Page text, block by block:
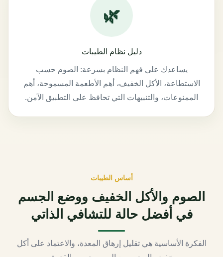
🌿
دليل نظام الطيبات
يساعدك على فهم النظام بسرعة: الصوم حسب
الاستطاعة، الأكل الخفيف، أهم الأطعمة المسموحة، أهم
الممنوعات، والتنبيهات التي تحافظ على التطبيق الآمن.
أساس الطيبات
الصوم والأكل الخفيف ووضع الجسم
في أفضل حالة للتشافي الذاتي
الفكرة الأساسية هي تقليل إرهاق المعدة، والاعتماد على أكل